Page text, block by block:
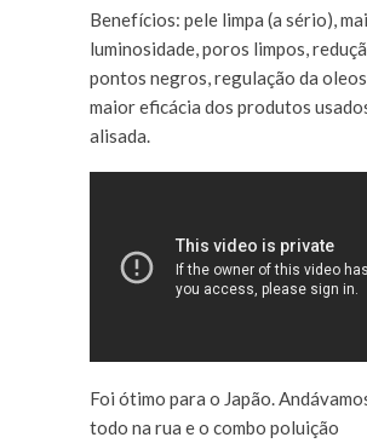
Benefícios: pele limpa (a sério),
luminosidade, poros limpos,
pontos negros, regulação da
maior eficácia dos produtos
alisada.
Foi ótimo para o Japão.
todo na rua e o combo poluição